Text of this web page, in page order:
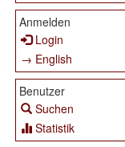
Anmelden
Login
→ English
Benutzer
Suchen
Statistik